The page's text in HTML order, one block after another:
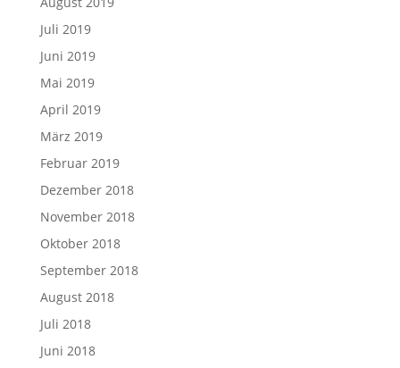
Juli 2019
Juni 2019
Mai 2019
April 2019
März 2019
Februar 2019
Dezember 2018
November 2018
Oktober 2018
September 2018
August 2018
Juli 2018
Juni 2018